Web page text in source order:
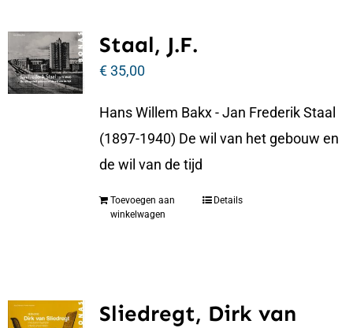
Staal, J.F.
€35,00
Hans Willem Bakx - Jan Frederik Staal
(1897-1940) De wil van het gebouw en
de wil van de tijd
Toevoegen aan
winkelwagen
Details
Sliedregt, Dirk van